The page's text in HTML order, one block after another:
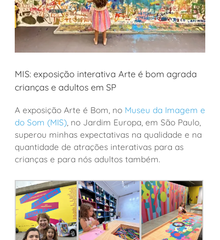
MIS: exposição interativa Arte é bom agrada
crianças e adultos em SP
A exposição Arte é Bom, no Museu da Imagem e
do Som (MIS), no Jardim Europa, em São Paulo,
superou minhas expectativas na qualidade e na
quantidade de atrações interativas para as
crianças e para nós adultos também.